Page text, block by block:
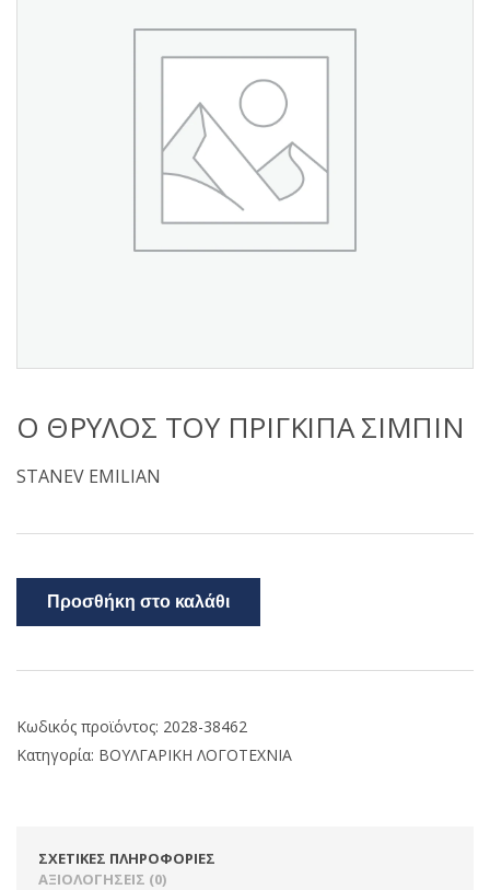
Ο ΘΡΥΛΟΣ ΤΟΥ ΠΡΙΓΚΙΠΑ ΣΙΜΠΙΝ
STANEV EMILIAN
Προσθήκη στο καλάθι
Κωδικός προϊόντος: 2028-38462
Κατηγορία: ΒΟΥΛΓΑΡΙΚΗ ΛΟΓΟΤΕΧΝΙΑ
ΣΧΕΤΙΚΈΣ ΠΛΗΡΟΦΟΡΊΕΣ
ΑΞΙΟΛΟΓΉΣΕΙΣ (0)